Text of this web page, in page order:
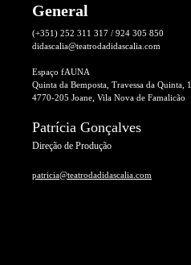
General
(+351) 252 311 317 / 924 305 850
didascalia@teatrodadidascalia.com
Espaço fAUNA
Quinta da Bemposta, Travessa da Quinta, 1
4770-205 Joane, Vila Nova de Famalicão
Patrícia Gonçalves
Direção de Produção
patricia@teatrodadidascalia.com